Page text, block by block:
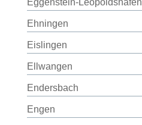
Eggenstein-Leopoldshafen
Ehningen
Eislingen
Ellwangen
Endersbach
Engen